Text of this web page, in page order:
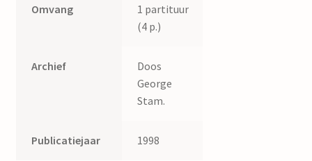
Omvang
1 partituur
(4 p.)
Archief
Doos
George
Stam.
Publicatiejaar 1998